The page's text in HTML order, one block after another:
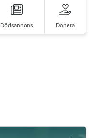
Dödsannons Donera